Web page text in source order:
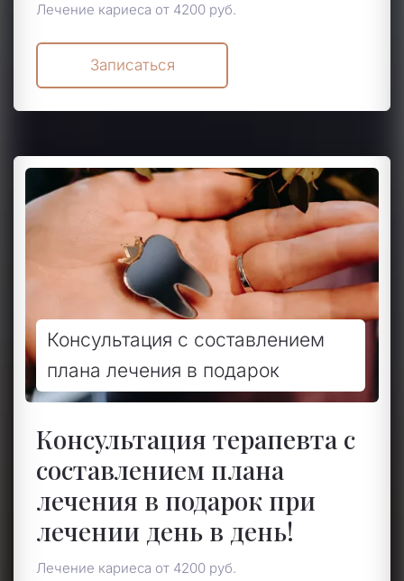
Лечение кариеса от 4200 руб.
Записаться
Консультация терапевта с
составлением плана
лечения в подарок при
лечении день в день!
Консультация с составлением
плана лечения в подарок
Лечение кариеса от 4200 руб.